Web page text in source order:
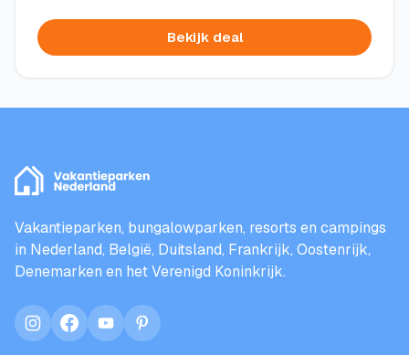
Bekijk deal
Vakantieparken, bungalowparken, resorts en campings
in Nederland, België, Duitsland, Frankrijk, Oostenrijk,
Denemarken en het Verenigd Koninkrijk.
instagramfacebookyoutubepinterest